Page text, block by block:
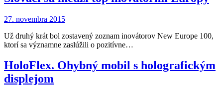
27. novembra 2015
Už druhý krát bol zostavený zoznam inovátorov New Europe 100,
ktorí sa významne zaslúžili o pozitívne…
HoloFlex. Ohybný mobil s holografickým
displejom